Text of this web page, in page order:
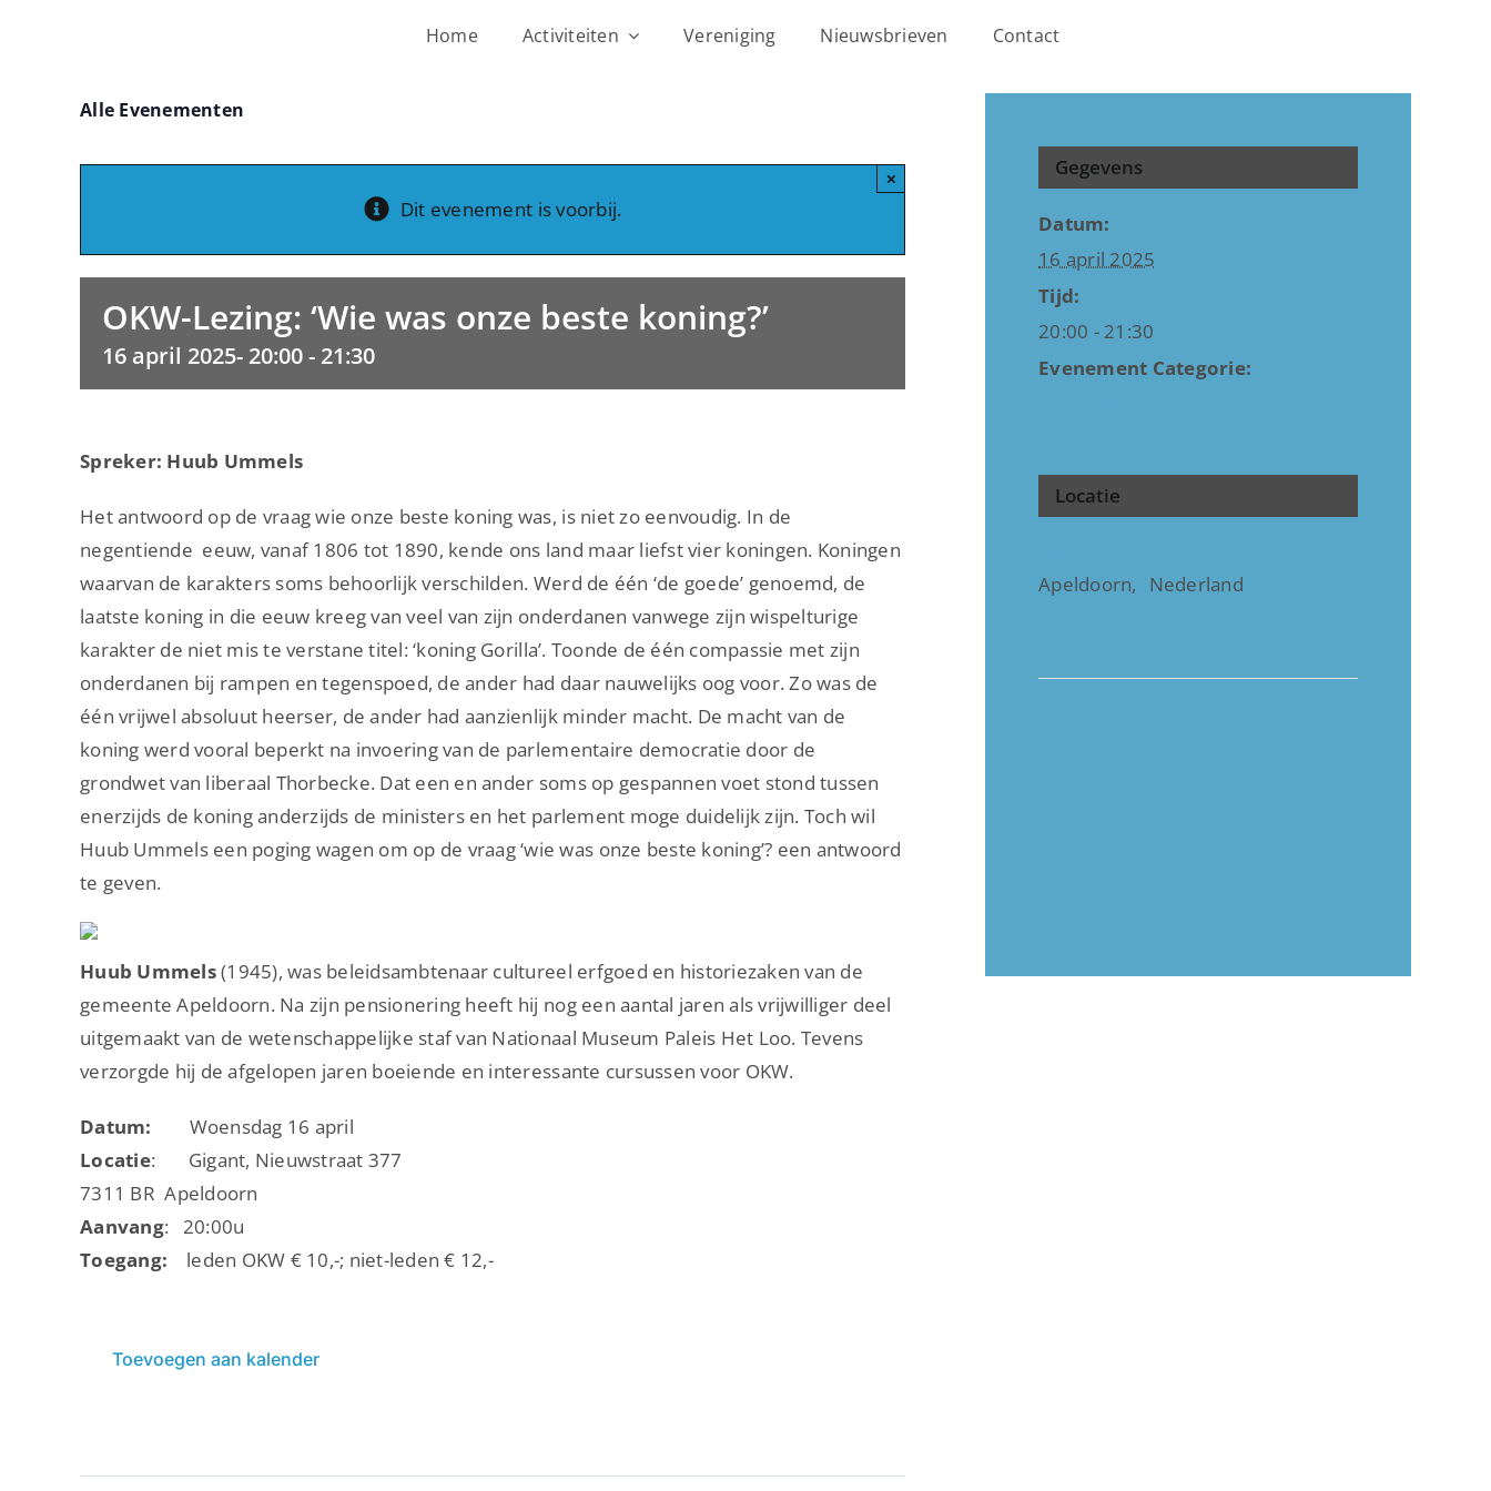
Home Activiteiten Vereniging Nieuwsbrieven Contact
Alle Evenementen
Dit evenement is voorbij.
×
OKW-Lezing: ‘Wie was onze beste koning?’
16 april 2025- 20:00- 21:30
Spreker: Huub Ummels
Het antwoord op de vraag wie onze beste koning was, is niet zo eenvoudig. In de
negentiende eeuw, vanaf 1806 tot 1890, kende ons land maar liefst vier koningen. Koningen
waarvan de karakters soms behoorlijk verschilden. Werd de één ‘de goede’ genoemd, de
laatste koning in die eeuw kreeg van veel van zijn onderdanen vanwege zijn wispelturige
karakter de niet mis te verstane titel: ‘koning Gorilla’. Toonde de één compassie met zijn
onderdanen bij rampen en tegenspoed, de ander had daar nauwelijks oog voor. Zo was de
één vrijwel absoluut heerser, de ander had aanzienlijk minder macht. De macht van de
koning werd vooral beperkt na invoering van de parlementaire democratie door de
grondwet van liberaal Thorbecke. Dat een en ander soms op gespannen voet stond tussen
enerzijds de koning anderzijds de ministers en het parlement moge duidelijk zijn. Toch wil
Huub Ummels een poging wagen om op de vraag ‘wie was onze beste koning’? een antwoord
te geven.
Huub Ummels(1945), was beleidsambtenaar cultureel erfgoed en historiezaken van de
gemeente Apeldoorn. Na zijn pensionering heeft hij nog een aantal jaren als vrijwilliger deel
uitgemaakt van de wetenschappelijke staf van Nationaal Museum Paleis Het Loo. Tevens
verzorgde hij de afgelopen jaren boeiende en interessante cursussen voor OKW.
Datum: Woensdag 16 april
Locatie: Gigant, Nieuwstraat 377
7311 BR Apeldoorn
Aanvang: 20:00u
Toegang: leden OKW € 10,-; niet-leden € 12,-
Toevoegen aan kalender
Gegevens
Datum:
16 april 2025
Tijd:
20:00 - 21:30
Evenement Categorie:
Locatie
Apeldoorn,
Nederland